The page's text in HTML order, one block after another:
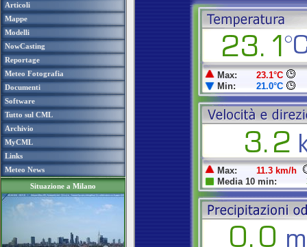
Articoli
Mappe
Modelli
NowCasting
Reportage
Meteo Fotografia
Documenti
Software
Tutto sul CML
Archivio
MyCML
Links
Meteo News
Situazione a Milano